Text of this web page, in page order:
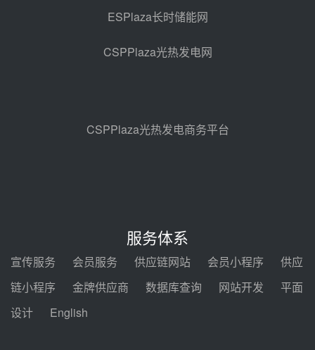
亚核阀业中标天山北麓100MW光
热发电工程EPC总承包项目熔盐截
止阀、熔盐三偏心蝶阀采购
前天 08-05 17:15
包项目熔盐介质超声波流量计采购
前天 08-05 17:09
电机组灵活性改造项目三元液态盐
采购合同
迪尔化工预中标华能西安热工院
2026-2029年熔盐介质框架协议
ESPlaza长时储能网
CSPPlaza光热发电网
CSPPlaza光热发电商务平台
服务体系
宣传服务 会员服务 供应链网站 会员小程序
供应
链小程序
金牌供应商 数据库查询 网站开发
平面
设计
English